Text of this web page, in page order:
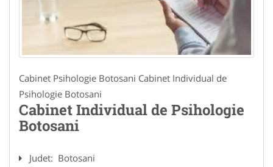
Cabinet Psihologie Botosani Cabinet Individual de
Psihologie Botosani
Cabinet Individual de Psihologie
Botosani
Judet: Botosani